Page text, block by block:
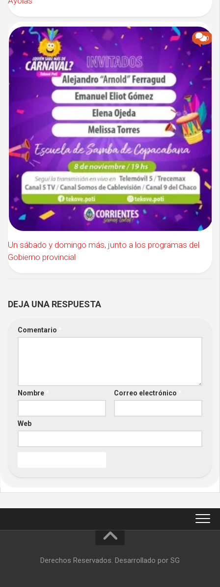
0
Un sábado y domingo más, junto a los programas del
Gobierno provincial
DEJA UNA RESPUESTA
Comentario
Nombre Correo electrónico
Web
Derechos Reservados. Desarrollado por SG